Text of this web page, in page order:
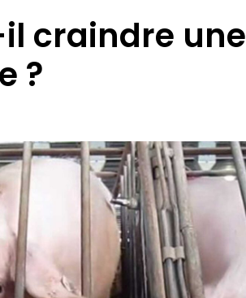
craindre une
?